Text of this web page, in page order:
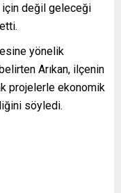
için değil geleceği
yönelik
Arıkan, ilçenin
projelerle ekonomik
söyledi.